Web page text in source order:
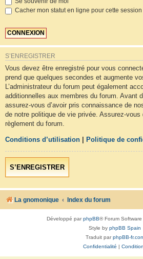
Cacher mon statut en ligne pour cette session
S’ENREGISTRER
Vous devez être enregistré pour vous
prend que quelques secondes et augmente
L’administrateur du forum peut également
additionnelles aux membres du forum. Avant
assurez-vous d’avoir pris connaissance de
de notre politique de vie privée. Assurez-vous
règlement du forum.
Conditions d’utilisation Politique de
S’ENREGISTRER
La gnomonique Index du forum
Développé parphpBB® Forum
Style by phpBB Spain
Traduit parphpBB-
Confidentialité